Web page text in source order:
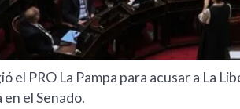
el PRO La Pampa para acusar a La
en el Senado.